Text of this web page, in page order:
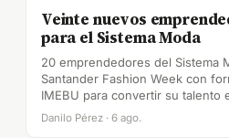
Veinte nuevos
para el Sistema Moda
20 emprendedores del Sistema
Santander Fashion Week con
IMEBU para convertir su talento
Danilo Pérez · 6 ago.